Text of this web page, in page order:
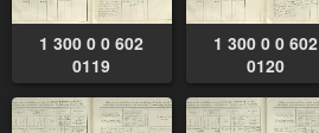
1 300 0 0 602
0119
1 300 0 0 602
0120